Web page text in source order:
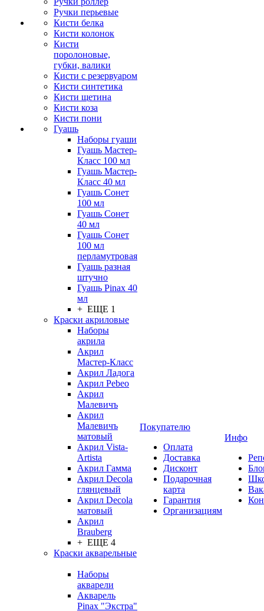
Ручки перьевые
Кисти белка
Кисти колонок
Кисти
поролоновые,
губки, валики
Кисти с резервуаром
Кисти синтетика
Кисти щетина
Кисти коза
Кисти пони
Гуашь
Наборы гуаши
Гуашь Мастер-
Класс 100 мл
Гуашь Мастер-
Класс 40 мл
Гуашь Сонет
100 мл
Гуашь Сонет
40 мл
Гуашь Сонет
100 мл
перламутровая
Гуашь разная
штучно
Гуашь Pinax 40
мл
+ ЕЩЕ 1
Краски акриловые
Наборы
акрила
Акрил
Мастер-Класс
Акрил Ладога
Акрил Pebeo
Акрил
Малевичъ
Акрил
Малевичъ
матовый
Акрил Vista-
Artista
Акрил Гамма
Акрил Decola
глянцевый
Акрил Decola
матовый
Акрил
Brauberg
+ ЕЩЕ 4
Краски акварельные
Наборы
акварели
Акварель
Pinax "Экстра"
Покупателю
Оплата
Доставка
Дисконт
Подарочная
карта
Гарантия
Организациям
Инфо